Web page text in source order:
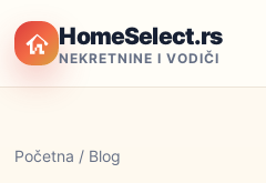
HomeSelect.rs
NEKRETNINE I VODIČI
Početna / Blog